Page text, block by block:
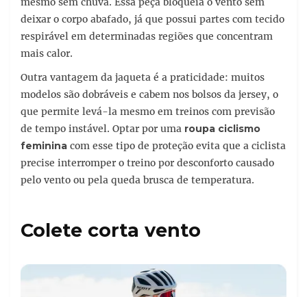
deixar o corpo abafado, já que possui partes com tecido
respirável em determinadas regiões que concentram
mais calor.
Outra vantagem da jaqueta é a praticidade: muitos
modelos são dobráveis e cabem nos bolsos da jersey, o
que permite levá-la mesmo em treinos com previsão
de tempo instável. Optar por uma roupa ciclismo
feminina com esse tipo de proteção evita que a ciclista
precise interromper o treino por desconforto causado
pelo vento ou pela queda brusca de temperatura.
Colete corta vento